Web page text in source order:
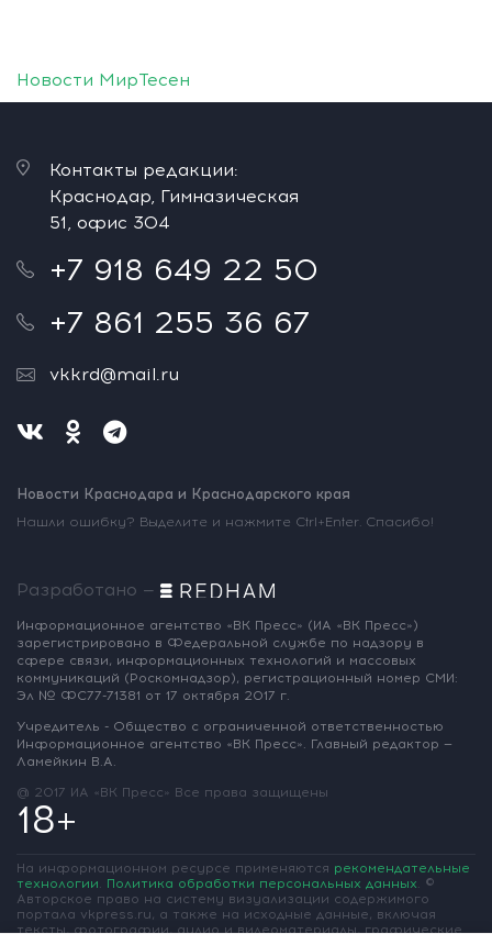
Новости МирТесен
Контакты редакции:
Краснодар, Гимназическая
51, офис 304
+7 918 649 22 50
+7 861 255 36 67
vkkrd@mail.ru
Новости Краснодара и Краснодарского края
Нашли ошибку? Выделите и нажмите Ctrl+Enter. Спасибо!
Разработано —
Информационное агентство «ВК Пресс» (ИА «ВК Пресс»)
зарегистрировано в Федеральной службе по надзору в
сфере связи, информационных технологий и массовых
коммуникаций (Роскомнадзор), регистрационный номер СМИ:
Эл № ФС77-71381 от 17 октября 2017 г.
Учредитель - Общество с ограниченной ответственностью
Информационное агентство «ВК Пресс». Главный редактор —
Ламейкин В.А.
@ 2017 ИА «ВК Пресс» Все права защищены
18+
На информационном ресурсе применяются рекомендательные
технологии. Политика обработки персональных данных. ©
Авторское право на систему визуализации содержимого
портала vkpress.ru, а также на исходные данные, включая
тексты, фотографии, аудио и видеоматериалы, графические